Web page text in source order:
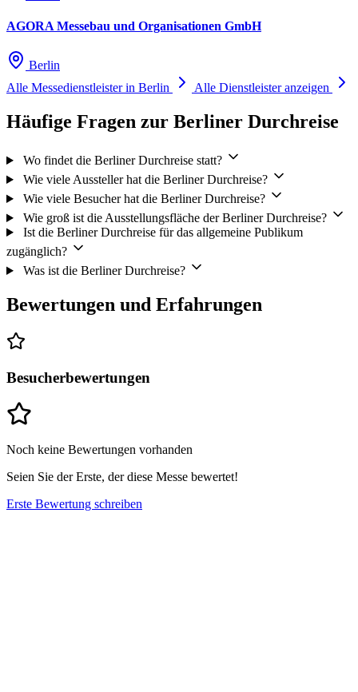
AGORA Messebau und Organisationen GmbH
Berlin
Alle Messedienstleister in Berlin
Alle Dienstleister anzeigen
Häufige Fragen zur Berliner Durchreise
Wo findet die Berliner Durchreise statt?
Wie viele Aussteller hat die Berliner Durchreise?
Wie viele Besucher hat die Berliner Durchreise?
Wie groß ist die Ausstellungsfläche der Berliner Durchreise?
Ist die Berliner Durchreise für das allgemeine Publikum
zugänglich?
Was ist die Berliner Durchreise?
Bewertungen und Erfahrungen
Besucherbewertungen
Noch keine Bewertungen vorhanden
Seien Sie der Erste, der diese Messe bewertet!
Erste Bewertung schreiben